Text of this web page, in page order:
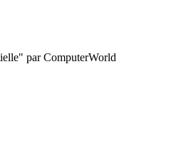
par ComputerWorld